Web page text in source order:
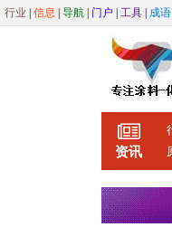
行业 信息 导航 门户 工具 成语
资讯